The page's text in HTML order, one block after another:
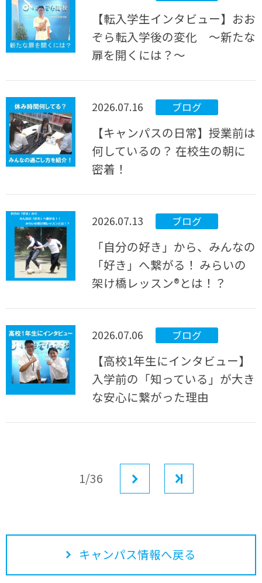
【転入学生インタビュー】おお
ぞら転入学後の変化 ～新たな
扉を開くには？～
2026.07.16 ブログ
【キャンパスの日常】授業前は
何しているの？ 在校生の朝に
密着！
2026.07.13 ブログ
「自分の好き」から、みんなの
「好き」へ繋がる！ みらいの
架け橋レッスン®とは！？
2026.07.06 ブログ
【高校1年生にインタビュー】
入学前の「知っている」が大き
な安心に繋がった理由
1/36
キャンパス情報へ戻る